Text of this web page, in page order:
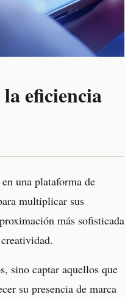
eficiencia
una plataforma de
multiplicar sus
más sofisticada
sino captar aquellos que
su presencia de marca